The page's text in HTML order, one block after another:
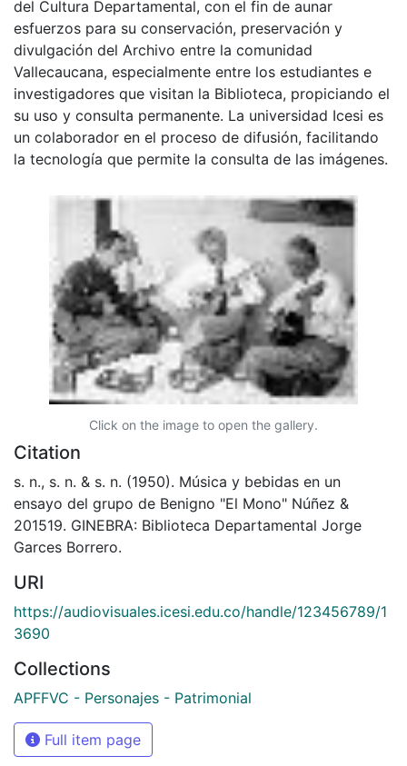
del Cultura Departamental, con el fin de aunar
esfuerzos para su conservación, preservación y
divulgación del Archivo entre la comunidad
Vallecaucana, especialmente entre los estudiantes e
investigadores que visitan la Biblioteca, propiciando el
su uso y consulta permanente. La universidad Icesi es
un colaborador en el proceso de difusión, facilitando
la tecnología que permite la consulta de las imágenes.
Click on the image to open the gallery.
Citation
s. n., s. n. & s. n. (1950). Música y bebidas en un
ensayo del grupo de Benigno "El Mono" Núñez &
201519. GINEBRA: Biblioteca Departamental Jorge
Garces Borrero.
URI
https://audiovisuales.icesi.edu.co/handle/123456789/1
3690
Collections
APFFVC - Personajes - Patrimonial
Full item page